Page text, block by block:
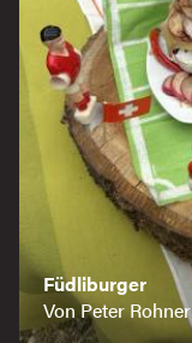
Füdliburger
Von Peter Rohner